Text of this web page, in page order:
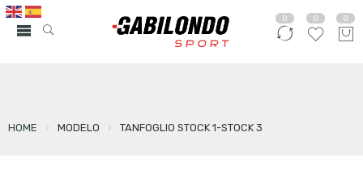
0 0 0
HOME MODELO TANFOGLIO STOCK 1-STOCK 3